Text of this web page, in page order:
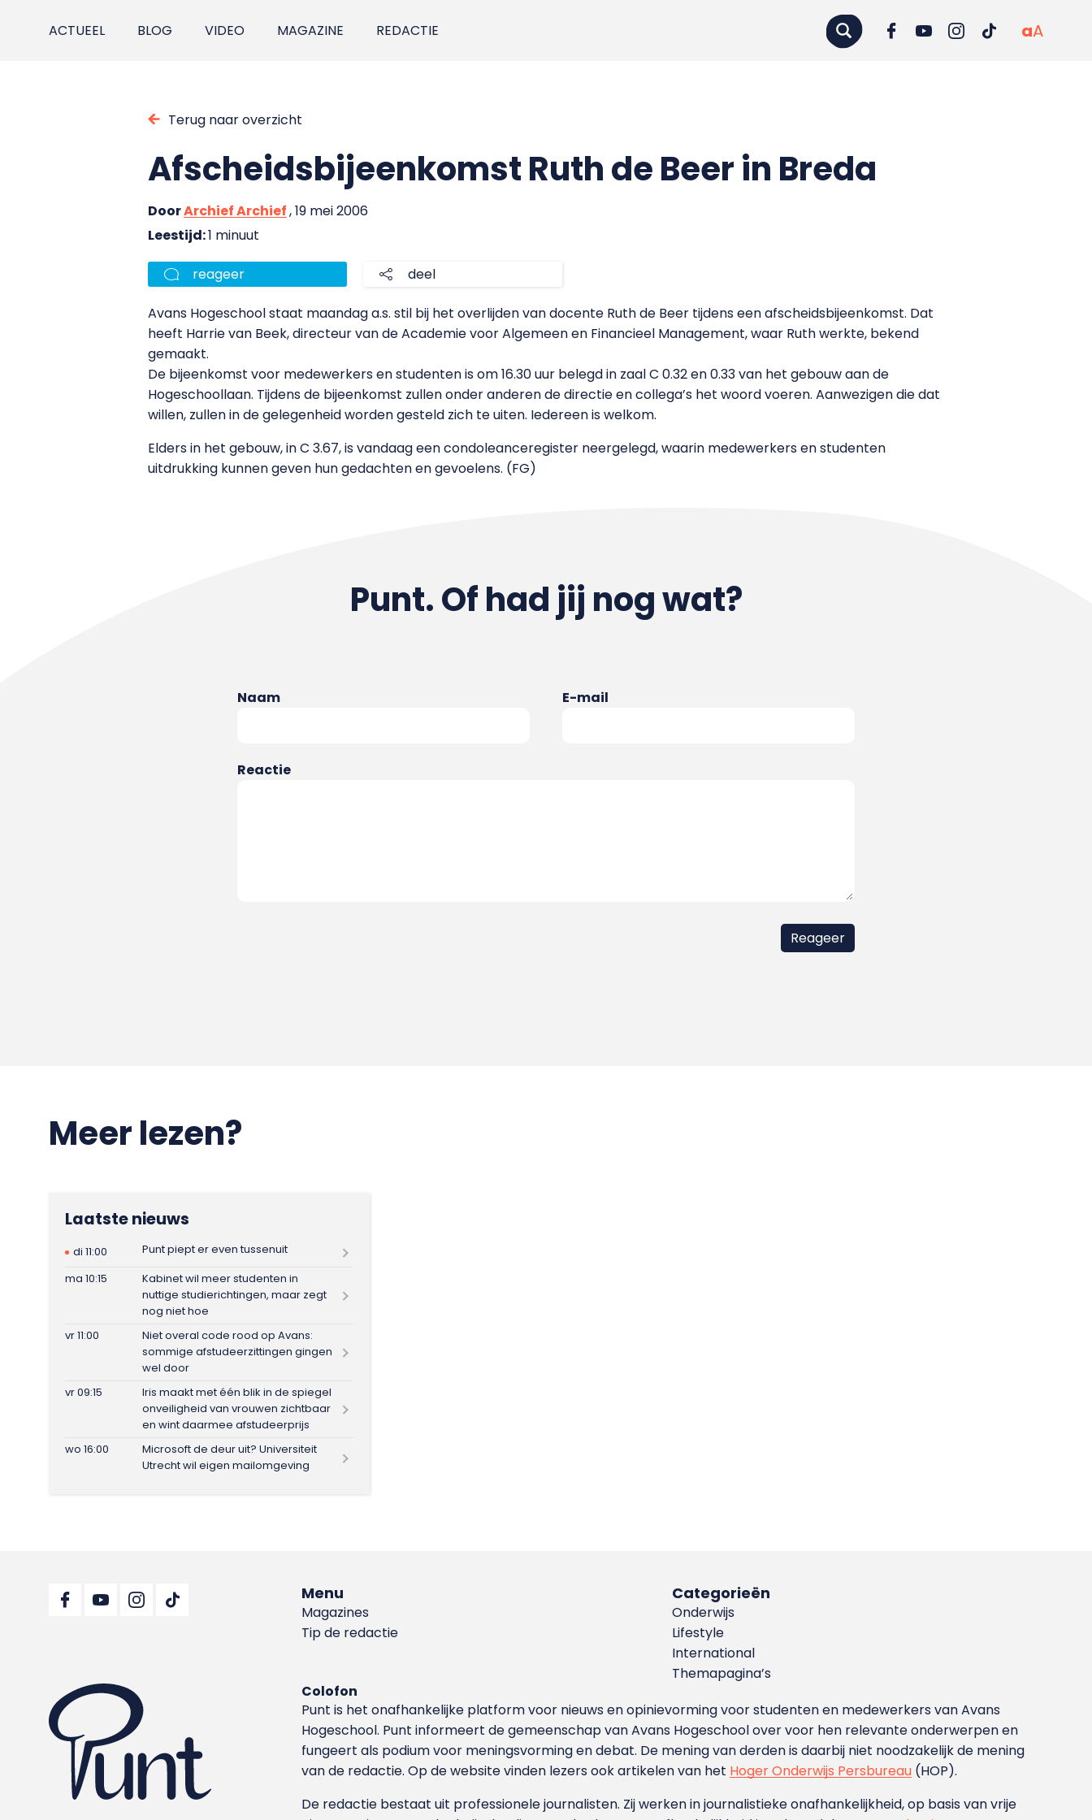
ACTUEEL BLOG VIDEO MAGAZINE REDACTIE aA
Terug naar overzicht
Afscheidsbijeenkomst Ruth de Beer in Breda
DoorArchief Archief, 19 mei 2006
Leestijd:1 minuut
reageer deel
Avans Hogeschool staat maandag a.s. stil bij het overlijden van docente Ruth de Beer tijdens een afscheidsbijeenkomst. Dat
heeft Harrie van Beek, directeur van de Academie voor Algemeen en Financieel Management, waar Ruth werkte, bekend
gemaakt.
De bijeenkomst voor medewerkers en studenten is om 16.30 uur belegd in zaal C 0.32 en 0.33 van het gebouw aan de
Hogeschoollaan. Tijdens de bijeenkomst zullen onder anderen de directie en collega’s het woord voeren. Aanwezigen die dat
willen, zullen in de gelegenheid worden gesteld zich te uiten. Iedereen is welkom.
Elders in het gebouw, in C 3.67, is vandaag een condoleanceregister neergelegd, waarin medewerkers en studenten
uitdrukking kunnen geven hun gedachten en gevoelens. (FG)
Punt. Of had jij nog wat?
Naam E-mail
Reactie
Meer lezen?
Laatste nieuws
di 11:00
Punt piept er even tussenuit
ma 10:15
Kabinet wil meer studenten in
nuttige studierichtingen, maar zegt
nog niet hoe
vr 11:00
Niet overal code rood op Avans:
sommige afstudeerzittingen gingen
wel door
vr 09:15
Iris maakt met één blik in de spiegel
onveiligheid van vrouwen zichtbaar
en wint daarmee afstudeerprijs
wo 16:00
Microsoft de deur uit? Universiteit
Utrecht wil eigen mailomgeving
Menu
Magazines
Tip de redactie
Categorieën
Onderwijs
Lifestyle
International
Themapagina’s
Colofon
Punt is het onafhankelijke platform voor nieuws en opinievorming voor studenten en medewerkers van Avans
Hoge­school. Punt informeert de gemeenschap van Avans Hogeschool over voor hen relevante onderwerpen en
fungeert als podium voor meningsvorming en debat. De mening van derden is daarbij niet noodzakelijk de mening
van de redactie. Op de website vinden lezers ook artikelen van het Hoger Onderwijs Persbureau (HOP).
De redactie bestaat uit professionele journalisten. Zij werken in journalistieke onafhankelijkheid, op basis van vrije